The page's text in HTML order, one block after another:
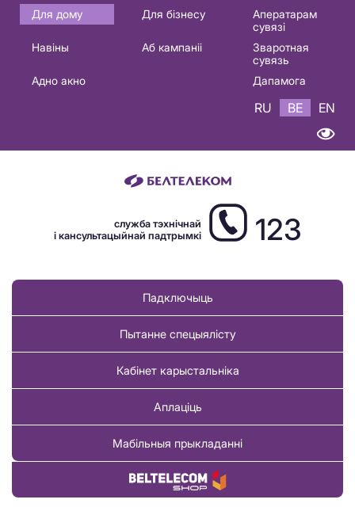
Основная
навигация
Для дому Для бізнесу
Аператарам
сувязі
Навіны
Аб кампаніі
Зваротная
сувязь
Адно акно
Дапамога
RU BE EN
служба тэхнічнай
і кансультацыйнай падтрымкі
123
Падключыць
Пытанне спецыялісту
Кабінет карыстальніка
Аплаціць
Мабільныя прыкладанні
Купіць тавар